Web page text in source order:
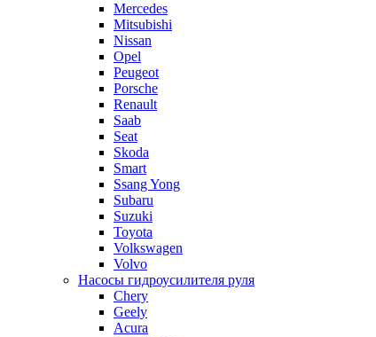
Mercedes
Mitsubishi
Nissan
Opel
Peugeot
Porsche
Renault
Saab
Seat
Skoda
Smart
Ssang Yong
Subaru
Suzuki
Toyota
Volkswagen
Volvo
Насосы гидроусилителя руля
Chery
Geely
Acura